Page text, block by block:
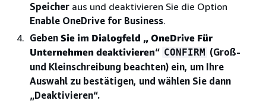
Speicher aus und deaktivieren Sie die Option
Enable OneDrive for Business.
Geben Sie im Dialogfeld „ OneDrive Für
Unternehmen deaktivieren“ CONFIRM (Groß-
und Kleinschreibung beachten) ein, um Ihre
Auswahl zu bestätigen, und wählen Sie dann
„Deaktivieren“.